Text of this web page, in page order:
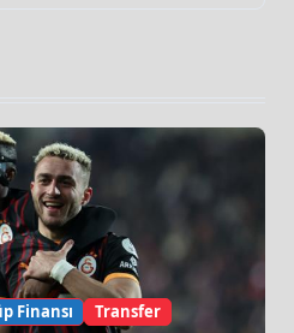
Finansı Transfer